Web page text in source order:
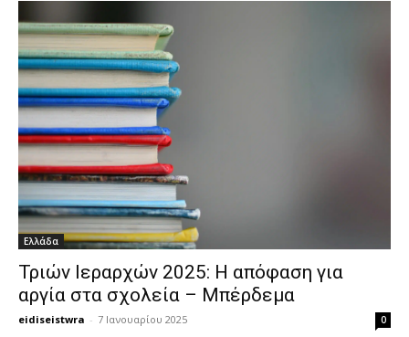
Ελλάδα
Τριών Ιεραρχών 2025: Η απόφαση για
αργία στα σχολεία – Μπέρδεμα
eidiseistwra - 7 Ιανουαρίου 2025 0